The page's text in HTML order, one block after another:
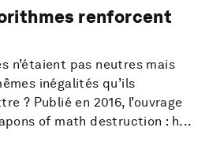
renforcent
n’étaient pas neutres mais
inégalités qu’ils
? Publié en 2016, l’ouvrage
of math destruction : h...